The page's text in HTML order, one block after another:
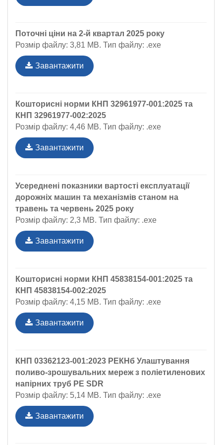
Поточні ціни на 2-й квартал 2025 року
Розмір файлу: 3,81 MB. Тип файлу: .exe
Завантажити
Кошторисні норми КНП 32961977-001:2025 та
КНП 32961977-002:2025
Розмір файлу: 4,46 MB. Тип файлу: .exe
Завантажити
Усереднені показники вартості експлуатації
дорожніх машин та механізмів станом на
травень та червень 2025 року
Розмір файлу: 2,3 MB. Тип файлу: .exe
Завантажити
Кошторисні норми КНП 45838154-001:2025 та
КНП 45838154-002:2025
Розмір файлу: 4,15 MB. Тип файлу: .exe
Завантажити
КНП 03362123-001:2023 РЕКНб Улаштування
поливо-зрошувальних мереж з поліетиленових
напірних труб РЕ SDR
Розмір файлу: 5,14 MB. Тип файлу: .exe
Завантажити